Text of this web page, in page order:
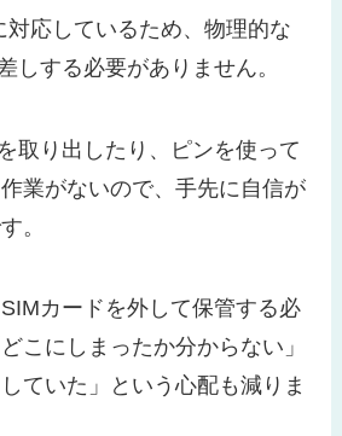
対応しているため、物理的な
しする必要がありません。
取り出したり、ピンを使って
業がないので、手先に自信が
。
カードを外して保管する必
こにしまったか分からない」
ていた」という心配も減りま